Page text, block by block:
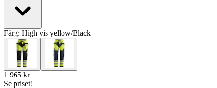
Färg: High vis yellow/Black
1 965 kr
Se priset!